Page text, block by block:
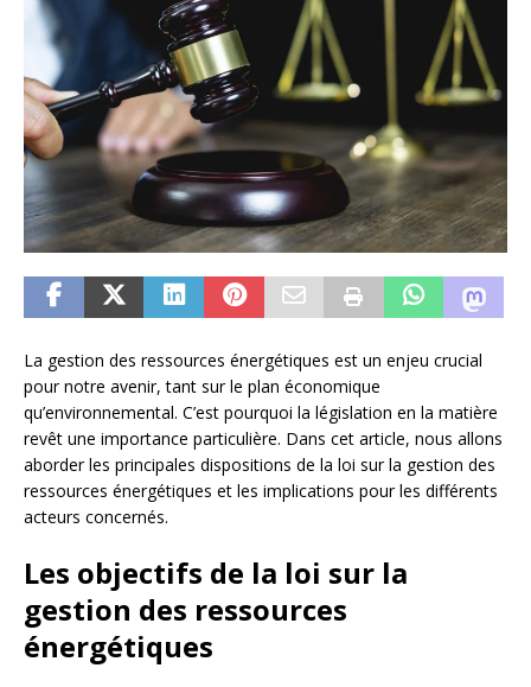
La gestion des ressources énergétiques est un enjeu crucial
pour notre avenir, tant sur le plan économique
qu’environnemental. C’est pourquoi la législation en la matière
revêt une importance particulière. Dans cet article, nous allons
aborder les principales dispositions de la loi sur la gestion des
ressources énergétiques et les implications pour les différents
acteurs concernés.
Les objectifs de la loi sur la
gestion des ressources
énergétiques